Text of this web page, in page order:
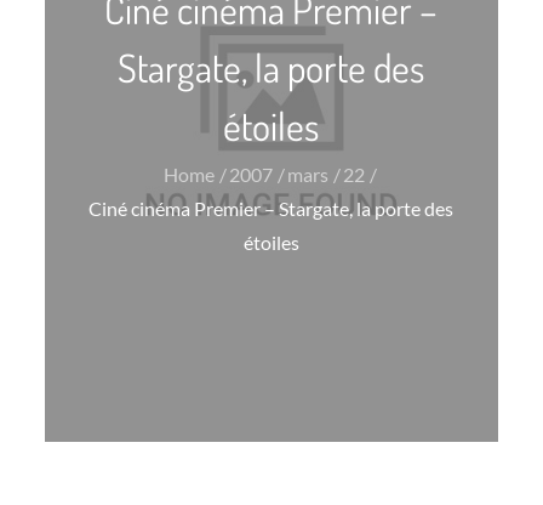
Stargate, la porte des
étoiles
Home 2007 mars
22
Ciné cinéma Premier – Stargate, la porte des
étoiles